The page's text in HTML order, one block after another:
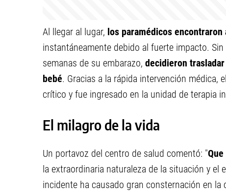
Al llegar al lugar, los paramédicos encontraron
instantáneamente debido al fuerte impacto.
semanas de su embarazo, decidieron
bebé. Gracias a la rápida intervención médica,
crítico y fue ingresado en la unidad de terapia
El milagro de la vida
Un portavoz del centro de salud comentó: "
la extraordinaria naturaleza de la situación y el
incidente ha causado gran consternación en